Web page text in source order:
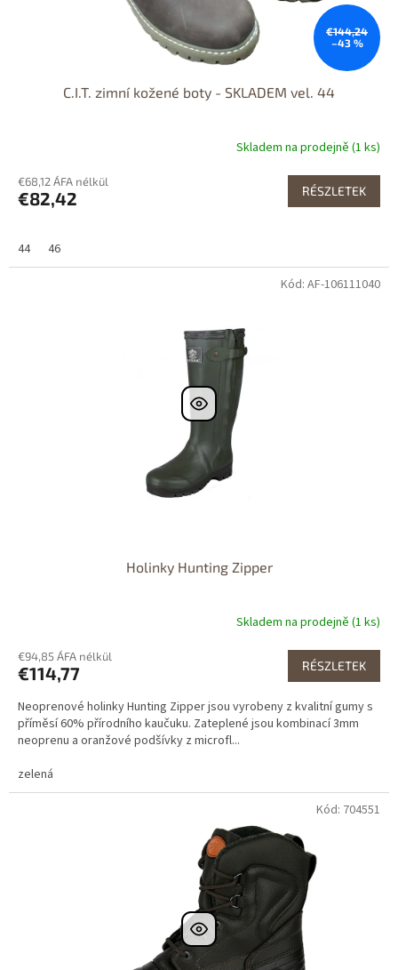
€144,24
–43 %
C.I.T. zimní kožené boty - SKLADEM vel. 44
Skladem na prodejně (1 ks)
€68,12 ÁFA nélkül
€82,42 RÉSZLETEK
44 46
Holinky Hunting Zipper
Skladem na prodejně (1 ks)
€94,85 ÁFA nélkül
€114,77 RÉSZLETEK
Neoprenové holinky Hunting Zipper jsou vyrobeny z kvalitní gumy s
příměsí 60% přírodního kaučuku. Zateplené jsou kombinací 3mm
neoprenu a oranžové podšívky z microfl...
zelená
Kód: AF-106111040
Kód: 704551